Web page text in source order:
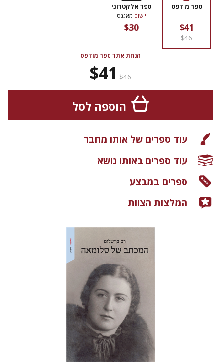
ספר מודפס
$41
$46
ספר אלקטרוני
יישום מאגנס
$30
הנחת אתר ספר מודפס
$46
$41
הוספה לסל
עוד ספרים של אותו מחבר
עוד ספרים באותו נושא
ספרים במבצע
המלצות הצוות